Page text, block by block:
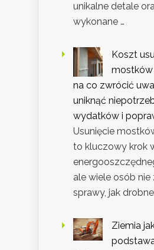
unikalne detale
wykonane …
Koszt
mostków
na co zwrócić
uniknąć
wydatków i
Usunięcie
to kluczowy krok
ale wiele osób nie
sprawy, jak drobne
Ziemia